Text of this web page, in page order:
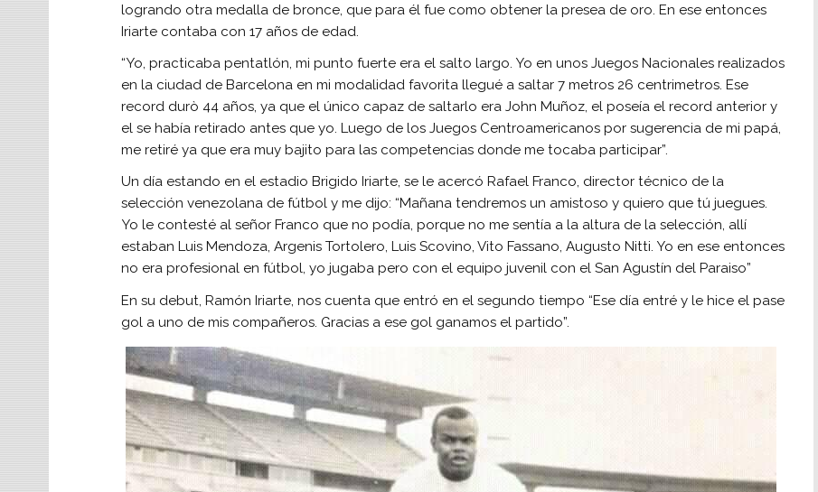
logrando otra medalla de bronce, que para él fue como obtener la presea de oro. En ese entonces
Iriarte contaba con 17 años de edad.
“Yo, practicaba pentatlón, mi punto fuerte era el salto largo. Yo en unos Juegos Nacionales realizados
en la ciudad de Barcelona en mi modalidad favorita llegué a saltar 7 metros 26 centrimetros. Ese
record durò 44 años, ya que el único capaz de saltarlo era John Muñoz, el poseía el record anterior y
el se había retirado antes que yo. Luego de los Juegos Centroamericanos por sugerencia de mi papá,
me retiré ya que era muy bajito para las competencias donde me tocaba participar”.
Un día estando en el estadio Brigido Iriarte, se le acercó Rafael Franco, director técnico de la
selección venezolana de fútbol y me dijo: “Mañana tendremos un amistoso y quiero que tú juegues.
Yo le contesté al señor Franco que no podía, porque no me sentía a la altura de la selección, allí
estaban Luis Mendoza, Argenis Tortolero, Luis Scovino, Vito Fassano, Augusto Nitti. Yo en ese entonces
no era profesional en fútbol, yo jugaba pero con el equipo juvenil con el San Agustín del Paraiso”
En su debut, Ramón Iriarte, nos cuenta que entró en el segundo tiempo “Ese día entré y le hice el pase
gol a uno de mis compañeros. Gracias a ese gol ganamos el partido”.